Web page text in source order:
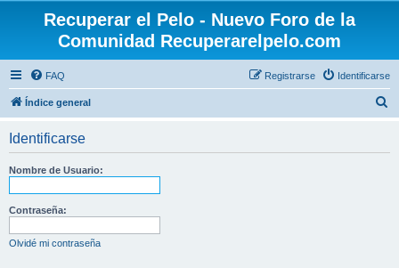
Recuperar el Pelo - Nuevo Foro de la
Comunidad Recuperarelpelo.com
FAQ Identificarse
Registrarse
Índice general
Identificarse
Nombre de Usuario:
Contraseña:
Olvidé mi contraseña